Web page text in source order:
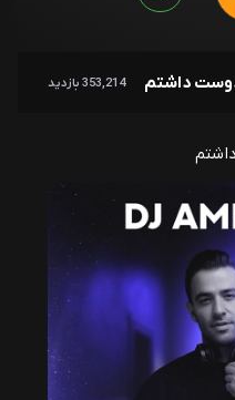
داشتم 353,214 بازدید